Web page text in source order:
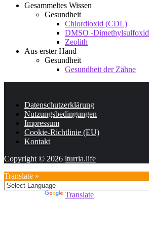
Gesammeltes Wissen
Gesundheit
Chlordioxid (CDL)
DMSO -Dimethylsulfoxid
Zeolith
Aus erster Hand
Gesundheit
Gesundheit der Zähne
Datenschutzerklärung
Nutzungsbedingungen
Impressum
Cookie-Richtlinie (EU)
Kontakt
Copyright © 2026 iturria.life
Translate »
Translate